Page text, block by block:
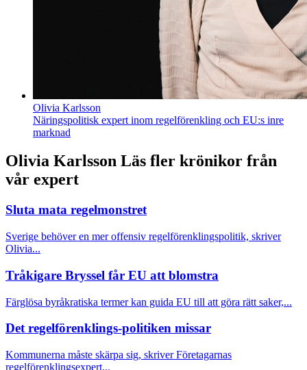
Olivia Karlsson
Näringspolitisk expert inom regelförenkling och EU:s inre
marknad
Olivia Karlsson Läs fler krönikor från
vår expert
Sluta mata regelmonstret
Sverige behöver en mer offensiv regelförenklingspolitik, skriver
Olivia...
Tråkigare Bryssel får EU att blomstra
Färglösa byråkratiska termer kan guida EU till att göra rätt saker,...
Det regelförenklings-politiken missar
Kommunerna måste skärpa sig, skriver Företagarnas
regelförenklingsexpert...